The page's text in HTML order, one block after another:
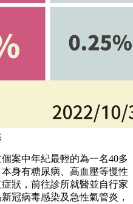
案中年紀最輕的為一名40多
身有糖尿病、高血壓等慢性
狀，前往診所就醫並自行家
冠病毒感染及急性氣管炎，